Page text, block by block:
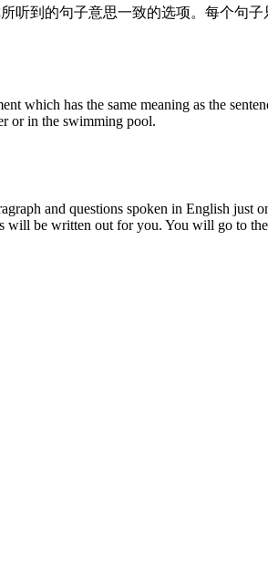
听到的句子意思一致的选项。每个句子
which has the same meaning as the
or in the swimming pool.
and questions spoken in English just
will be written out for you. You will go to